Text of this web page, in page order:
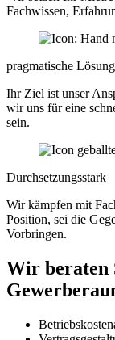
Fachwissen,
pragmatische
Ihr Ziel ist unser
wir uns für eine
sein.
Durchsetzungsstark
Wir kämpfen mit
Position, sei die
Vorbringen.
Wir beraten